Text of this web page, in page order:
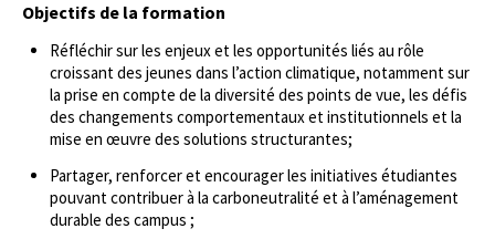
Objectifs de la formation
Réfléchir sur les enjeux et les opportunités liés au rôle
croissant des jeunes dans l’action climatique, notamment sur
la prise en compte de la diversité des points de vue, les défis
des changements comportementaux et institutionnels et la
mise en œuvre des solutions structurantes;
Partager, renforcer et encourager les initiatives étudiantes
pouvant contribuer à la carboneutralité et à l’aménagement
durable des campus ;